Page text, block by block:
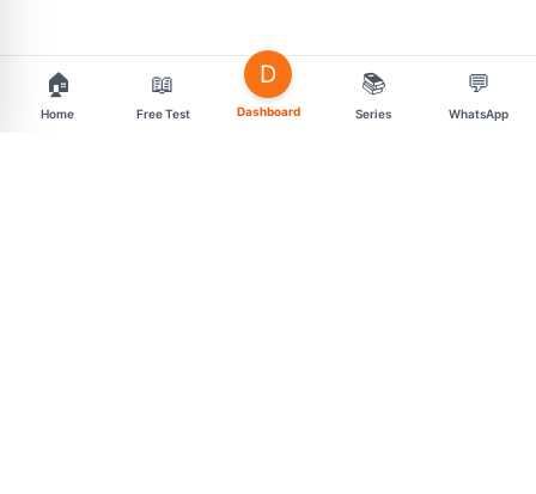
🏠
Home
📖
Free Test
D
Dashboard
📚
Series
💬
WhatsApp